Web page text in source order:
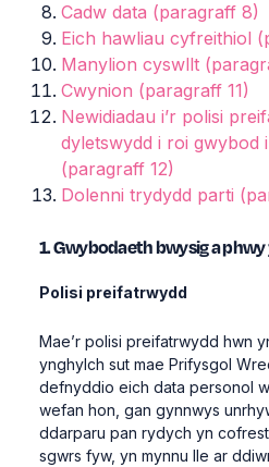
Cadw data (paragraff 8)
Eich hawliau cyfreithiol
Manylion cyswllt
Cwynion (paragraff 11)
Newidiadau i’r polisi
dyletswydd i roi gwybod
(paragraff 12)
Dolenni trydydd parti
1. Gwybodaeth bwysig a
Polisi preifatrwydd
Mae’r polisi preifatrwydd hwn
ynghylch sut mae Prifysgol
defnyddio eich data personol
wefan hon, gan gynnwys
ddarparu pan rydych yn
sgwrs fyw, yn mynnu lle ar